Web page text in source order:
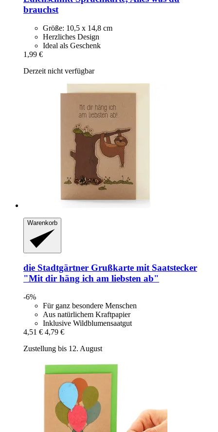
brauchst
Größe: 10,5 x 14,8 cm
Herzliches Design
Ideal als Geschenk
1,99 €
Derzeit nicht verfügbar
Warenkorb
die Stadtgärtner Grußkarte mit Saatstecker
"Mit dir häng ich am liebsten ab"
-6%
Für ganz besondere Menschen
Aus natürlichem Kraftpapier
Inklusive Wildblumensaatgut
4,51 € 4,79 €
Zustellung bis 12. August